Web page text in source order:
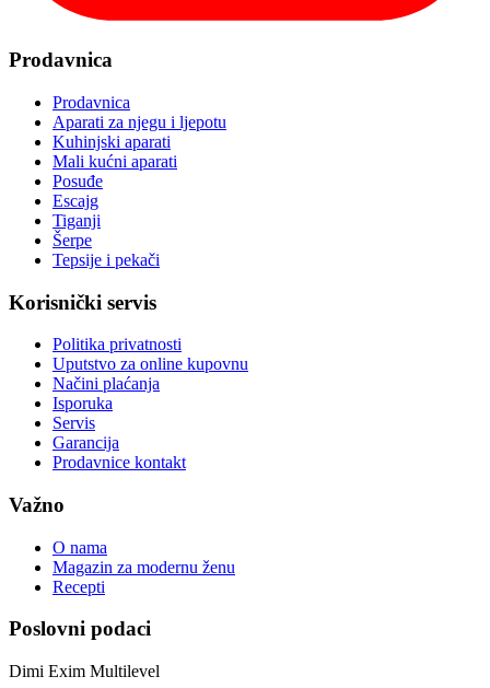
Prodavnica
Prodavnica
Aparati za njegu i ljepotu
Kuhinjski aparati
Mali kućni aparati
Posuđe
Escajg
Tiganji
Šerpe
Tepsije i pekači
Korisnički servis
Politika privatnosti
Uputstvo za online kupovnu
Načini plaćanja
Isporuka
Servis
Garancija
Prodavnice kontakt
Važno
O nama
Magazin za modernu ženu
Recepti
Poslovni podaci
Dimi Exim Multilevel